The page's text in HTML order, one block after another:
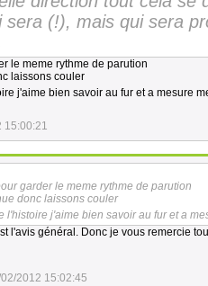
sera (!), mais qui sera
le meme rythme de parution
laissons couler
j'aime bien savoir au fur et a mesure
15:00:21
garder le meme rythme de parution
donc laissons couler
l'histoire j'aime bien savoir au fur et a
l'avis général. Donc je vous remercie
2012 15:02:45